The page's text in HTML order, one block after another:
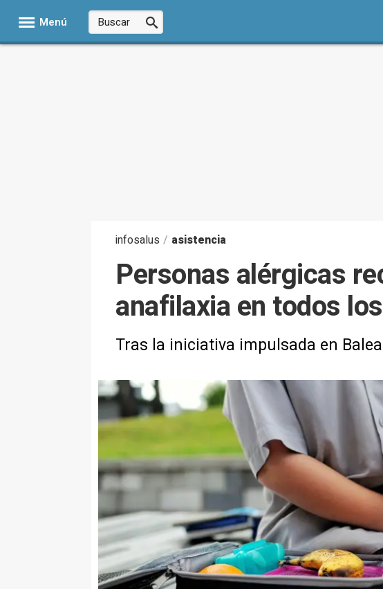
Menú
infosalus / asistencia
Personas alérgicas
anafilaxia en todos
Tras la iniciativa impulsada en